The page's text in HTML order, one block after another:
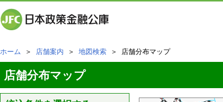
ホーム ＞ 店舗案内 ＞ 地図検索 ＞ 店舗分布マップ
店舗分布マップ